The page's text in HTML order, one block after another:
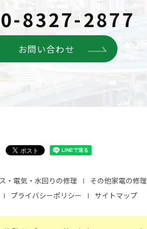
8327-2877
お問い合わせ
・電気・水回りの修理 その他家電の修理
プライバシーポリシー サイトマップ